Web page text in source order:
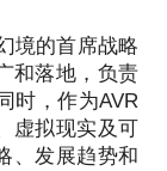
境的首席战略
和落地，负责
时，作为AVR
虚拟现实及可
、发展趋势和